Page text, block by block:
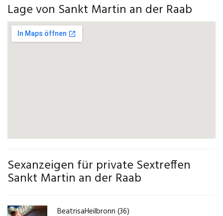
Lage von Sankt Martin an der Raab
Sexanzeigen für private Sextreffen
Sankt Martin an der Raab
BeatrisaHeilbronn (36)